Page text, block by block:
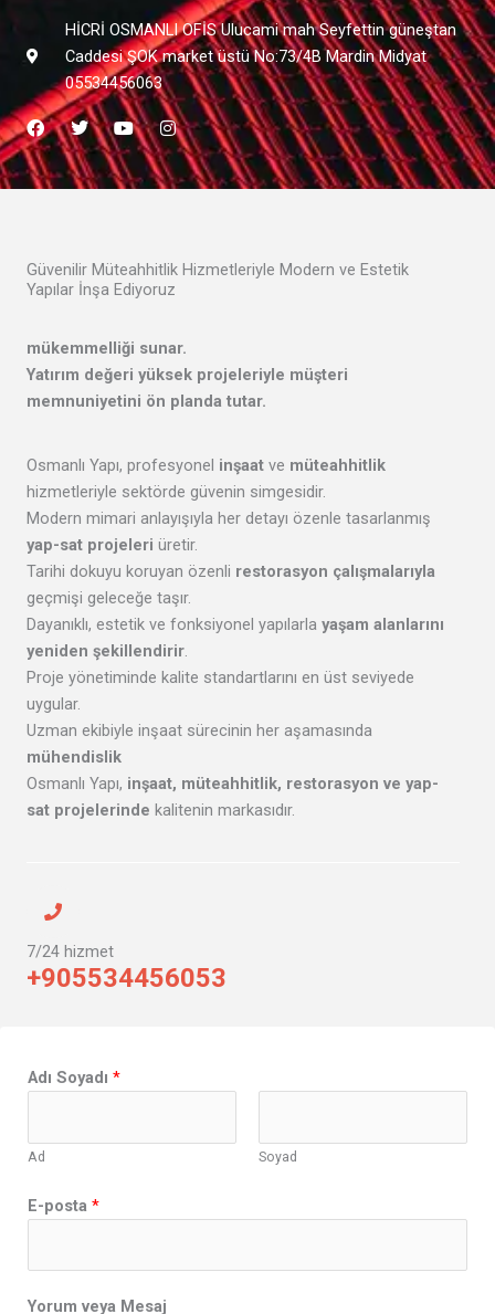
HİCRİ OSMANLI OFİS Ulucami mah Seyfettin güneştan
Caddesi ŞOK market üstü No:73/4B Mardin Midyat
05534456063
F
a
c
e
b
T
w
i
t
t
Y
o
u
t
u
I
n
s
t
a
m
Güvenilir Müteahhitlik Hizmetleriyle Modern ve Estetik
Yapılar İnşa Ediyoruz
mükemmelliği sunar.
Yatırım değeri yüksek projeleriyle müşteri
memnuniyetini ön planda tutar.
Osmanlı Yapı, profesyonel inşaat ve müteahhitlik
hizmetleriyle sektörde güvenin simgesidir.
Modern mimari anlayışıyla her detayı özenle tasarlanmış
yap-sat projeleri üretir.
Tarihi dokuyu koruyan özenli restorasyon çalışmalarıyla
geçmişi geleceğe taşır.
Dayanıklı, estetik ve fonksiyonel yapılarla yaşam alanlarını
yeniden şekillendirir.
Proje yönetiminde kalite standartlarını en üst seviyede
uygular.
Uzman ekibiyle inşaat sürecinin her aşamasında
mühendislik
Osmanlı Yapı, inşaat, müteahhitlik, restorasyon ve yap-
sat projelerinde kalitenin markasıdır.
7/24 hizmet
+905534456053
Y
o
u
*
*
Adı Soyadı *
Ad Soyad
E-posta *
Yorum veya Mesaj